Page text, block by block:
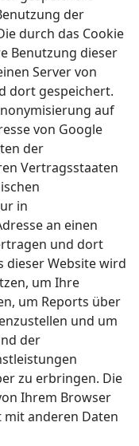
der
durch das Cookie
Benutzung dieser
Server von
dort gespeichert.
auf
von Google
der
Vertragsstaaten
in
an einen
und dort
dieser Website wird
um Ihre
um Reports über
und um
der
zu erbringen. Die
Ihrem Browser
anderen Daten